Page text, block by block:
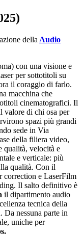
della Audio
con una visione e
per sottotitoli su
il coraggio di farlo.
macchina che
cinematografici. Il
valore di chi osa per
spazi più grandi
sede in Via
della filiera video,
qualità, velocità e
e verticale: più
qualità. Con il
correction e LaserFilm
Il salto definitivo è
il dipartimento audio
tecnica della
Da nessuna parte in
uniche per